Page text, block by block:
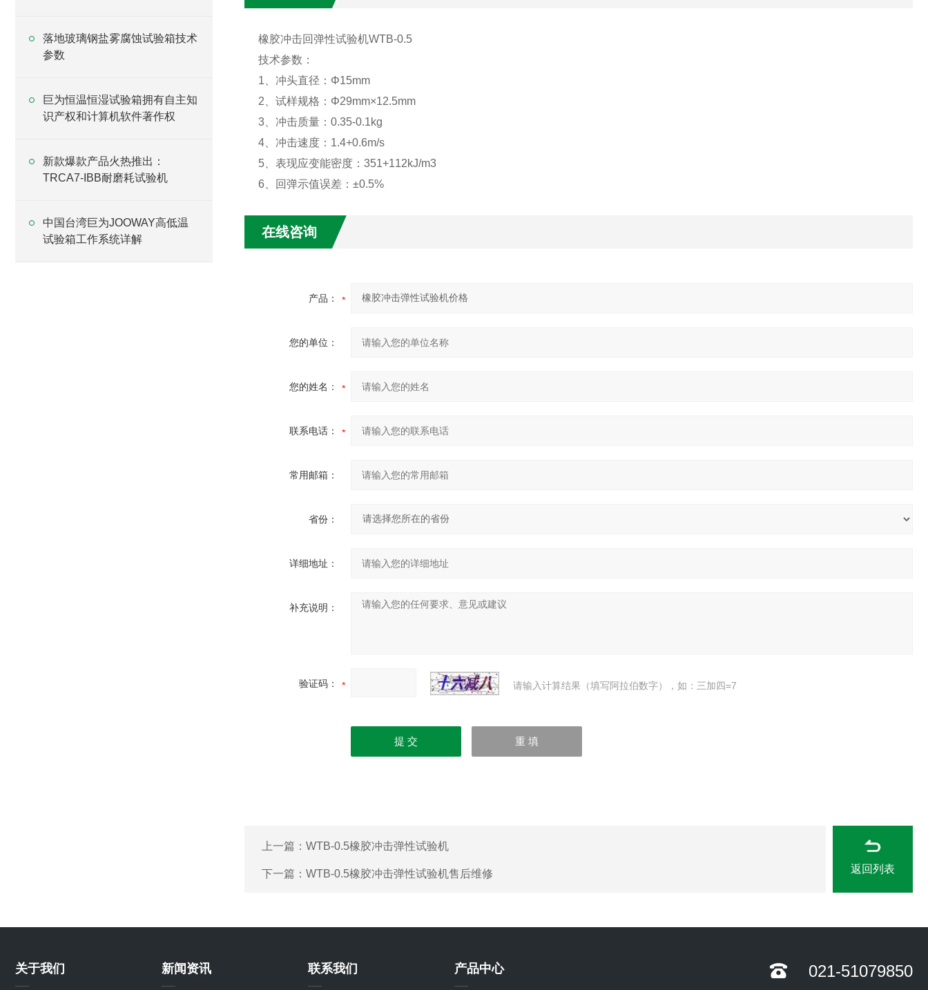
落地玻璃钢盐雾腐蚀试验箱技术
参数
巨为恒温恒湿试验箱拥有自主知
识产权和计算机软件著作权
新款爆款产品火热推出：
TRCA7-IBB耐磨耗试验机
中国台湾巨为JOOWAY高低温
试验箱工作系统详解
橡胶冲击回弹性试验机WTB-0.5
技术参数：
1、冲头直径：Φ15mm
2、试样规格：Φ29mm×12.5mm
3、冲击质量：0.35-0.1kg
4、冲击速度：1.4+0.6m/s
5、表现应变能密度：351+112kJ/m3
6、回弹示值误差：±0.5%
在线咨询
产品：
您的单位：
您的姓名：
联系电话：
常用邮箱：
省份：
详细地址：
补充说明：
验证码： 请输入计算结果（填写阿拉伯数字），如：三加四=7
上一篇： WTB-0.5橡胶冲击弹性试验机
下一篇： WTB-0.5橡胶冲击弹性试验机售后维修 返回列表
关于我们 新闻资讯 联系我们 产品中心 021-51079850